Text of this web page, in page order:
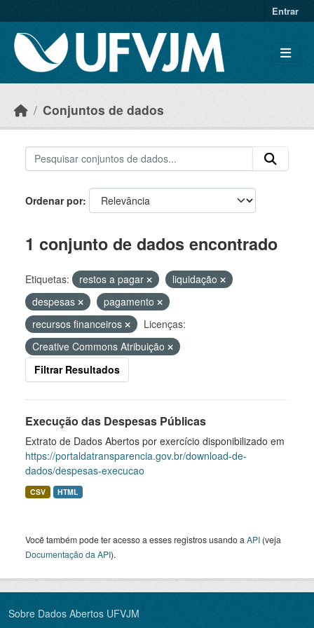
Entrar
Conjuntos de dados
Ordenar por
1 conjunto de dados encontrado
Etiquetas: restos a pagar
liquidação
despesas
pagamento
recursos financeiros
Licenças:
Creative Commons Atribuição
Filtrar Resultados
Execução das Despesas Públicas
Extrato de Dados Abertos por exercício disponibilizado em
https://portaldatransparencia.gov.br/download-de-
dados/despesas-execucao
CSV HTML
Você também pode ter acesso a esses registros usando a API (veja
Documentação da API).
Sobre Dados Abertos UFVJM